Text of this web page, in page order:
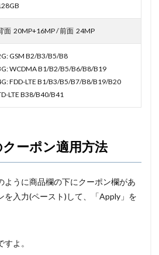
面 20MP+16MP / 前面 24MP
GSM B2/B3/B5/B8
WCDMA B1/B2/B5/B6/B8/B19
FDD-LTE B1/B3/B5/B7/B8/B19/B20
LTE B38/B40/B41
ーポン適用方法
ように商品欄の下にクーポン欄があ
を入力(ペースト)して、「Apply」を
よ。